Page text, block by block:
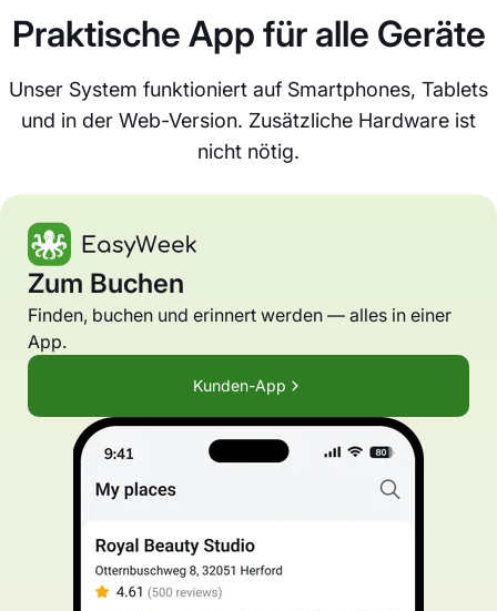
Praktische App für alle Geräte
Unser System funktioniert auf Smartphones, Tablets
und in der Web-Version. Zusätzliche Hardware ist
nicht nötig.
Zum Buchen
Finden, buchen und erinnert werden — alles in einer
App.
Kunden-App